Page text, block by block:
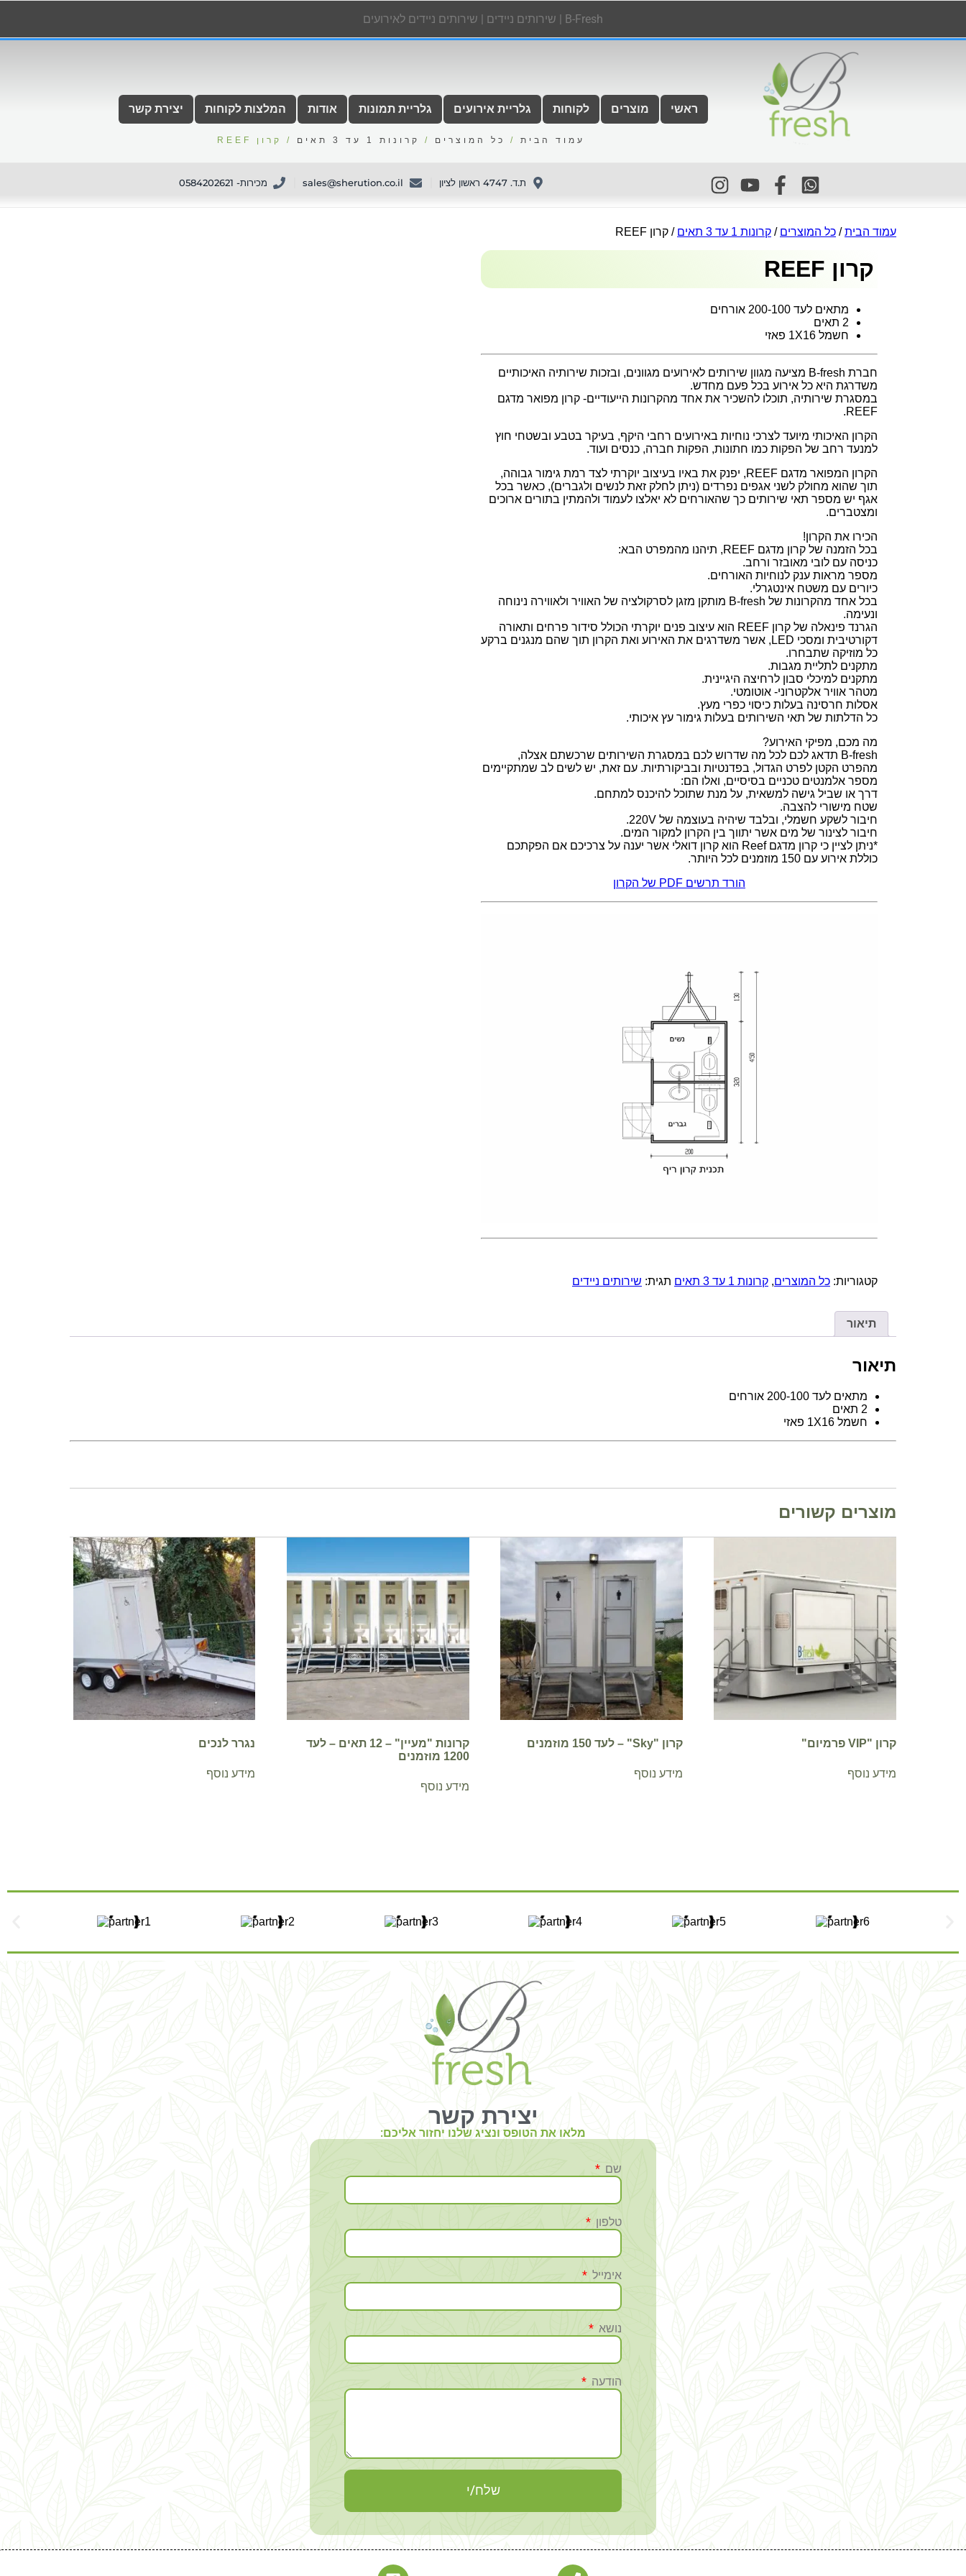
B-Fresh | שירותים ניידים | שירותים ניידים לאירועים
ראשי מוצרים לקוחות גלריית אירועים גלריית תמונות אודות המלצות לקוחות יצירת קשר
עמוד הבית / כל המוצרים / קרונות 1 עד 3 תאים / קרון REEF
ת.ד. 4747 ראשון לציון sales@sherution.co.il מכירות- 0584202621
עמוד הבית/ כל המוצרים / קרונות 1 עד 3 תאים / קרון REEF
קרון REEF
מתאים לעד 200-100 אורחים
2 תאים
חשמל 1X16 פאזי
חברת B-fresh מציעה מגוון שירותים לאירועים מגוונים, ובזכות שירותיה האיכותיים
משדרגת היא כל אירוע בכל פעם מחדש.
במסגרת שירותיה, תוכלו להשכיר את אחד מהקרונות הייעודיים- קרון מפואר מדגם
REEF.
הקרון האיכותי מיועד לצרכי נוחיות באירועים רחבי היקף, בעיקר בטבע ובשטחי חוץ
למנעד רחב של הפקות כמו חתונות, הפקות חברה, כנסים ועוד.
הקרון המפואר מדגם REEF, יפנק את באיו בעיצוב יוקרתי לצד רמת גימור גבוהה,
תוך שהוא מחולק לשני אגפים נפרדים (ניתן לחלק זאת לנשים ולגברים), כאשר בכל
אגף יש מספר תאי שירותים כך שהאורחים לא יאלצו לעמוד ולהמתין בתורים ארוכים
ומצטברים.
הכירו את הקרון!
בכל הזמנה של קרון מדגם REEF, תיהנו מהמפרט הבא:
כניסה עם לובי מאובזר ורחב.
מספר מראות ענק לנוחיות האורחים.
כיורים עם משטח אינטגרלי.
בכל אחד מהקרונות של B-fresh מותקן מזגן לסרקולציה של האוויר ולאווירה נינוחה
ונעימה.
הגרנד פינאלה של קרון REEF הוא עיצוב פנים יוקרתי הכולל סידור פרחים ותאורה
דקורטיבית ומסכי LED, אשר משדרגים את האירוע ואת הקרון תוך שהם מנגנים ברקע
כל מוזיקה שתבחרו.
מתקנים לתליית מגבות.
מתקנים למיכלי סבון לרחיצה היגיינית.
מטהר אוויר אלקטרוני- אוטומטי.
אסלות חרסינה בעלות כיסוי כפרי מעץ.
כל הדלתות של תאי השירותים בעלות גימור עץ איכותי.
מה מכם, מפיקי האירוע?
B-fresh תדאג לכם לכל מה שדרוש לכם במסגרת השירותים שרכשתם אצלה,
מהפרט הקטן לפרט הגדול, בפדנטיות ובביקורתיות. עם זאת, יש לשים לב שמתקיימים
מספר אלמנטים טכניים בסיסיים, ואלו הם:
דרך או שביל גישה למשאית, על מנת שתוכל להיכנס למתחם.
שטח מישורי להצבה.
חיבור לשקע חשמלי, ובלבד שיהיה בעוצמה של 220V.
חיבור לצינור של מים אשר יתווך בין הקרון למקור המים.
*ניתן לציין כי קרון מדגם Reef הוא קרון דואלי אשר יענה על צרכיכם אם הפקתכם
כוללת אירוע עם 150 מוזמנים לכל היותר.
הורד תרשים PDF של הקרון
קטגוריות: כל המוצרים, קרונות 1 עד 3 תאים תגית: שירותים ניידים
תיאור
תיאור
מתאים לעד 200-100 אורחים
2 תאים
חשמל 1X16 פאזי
מוצרים קשורים
קרון "VIP פרמיום"
מידע נוסף
קרון "Sky" – לעד 150 מוזמנים
מידע נוסף
קרונות "מעיין" – 12 תאים – לעד
1200 מוזמנים
מידע נוסף
נגרר לנכים
מידע נוסף
יצירת קשר
מלאו את הטופס ונציג שלנו יחזור אליכם:
שם
טלפון
אימייל
נושא
הודעה
שלח/י